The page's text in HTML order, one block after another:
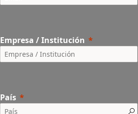
Empresa / Institución
País